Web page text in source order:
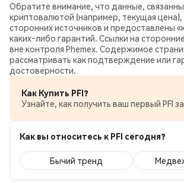
Обратите внимание, что данные,
криптовалютой (например, текущая
сторонних источников и предоставлены
каких‑либо гарантий. Ссылки на
вне контроля Phemex. Содержимое
рассматривать как подтверждение или
достоверности.
Как Купить PFI?
Узнайте, как получить ваш первый PFI
Как вы относитесь к PFI сегодня?
Бычий тренд